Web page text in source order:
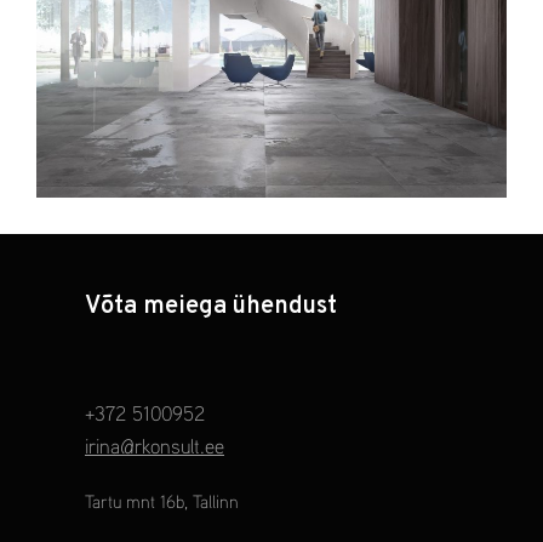
Võta meiega ühendust
+372 5100952
irina@rkonsult.ee
Tartu mnt 16b, Tallinn